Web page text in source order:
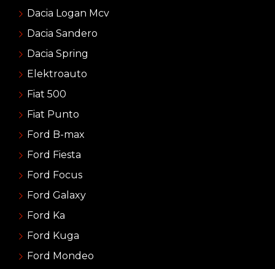
Dacia Logan Mcv
Dacia Sandero
Dacia Spring
Elektroauto
Fiat 500
Fiat Punto
Ford B-max
Ford Fiesta
Ford Focus
Ford Galaxy
Ford Ka
Ford Kuga
Ford Mondeo